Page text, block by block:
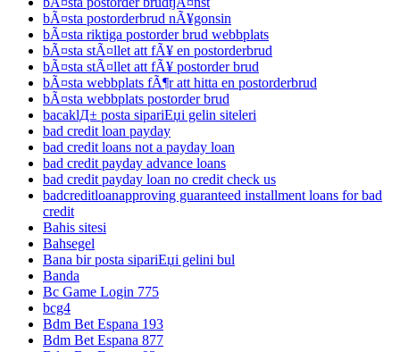
bÃ¤sta postorderbrud nÃ¥gonsin
bÃ¤sta riktiga postorder brud webbplats
bÃ¤sta stÃ¤llet att fÃ¥ en postorderbrud
bÃ¤sta stÃ¤llet att fÃ¥ postorder brud
bÃ¤sta webbplats fÃ¶r att hitta en postorderbrud
bÃ¤sta webbplats postorder brud
bacaklД± posta sipariЕџi gelin siteleri
bad credit loan payday
bad credit loans not a payday loan
bad credit payday advance loans
bad credit payday loan no credit check us
badcreditloanapproving guaranteed installment loans for bad
credit
Bahis sitesi
Bahsegel
Bana bir posta sipariЕџi gelini bul
Banda
Bc Game Login 775
bcg4
Bdm Bet Espana 193
Bdm Bet Espana 877